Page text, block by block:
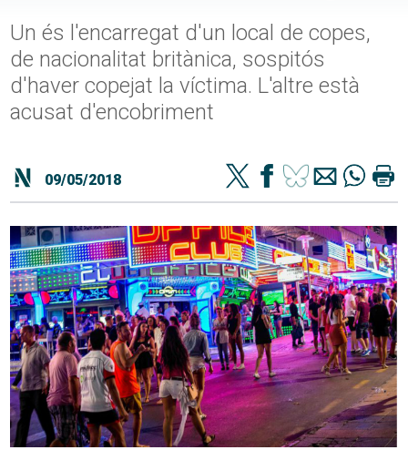
Un és l'encarregat d'un local de copes,
de nacionalitat britànica, sospitós
d'haver copejat la víctima. L'altre està
acusat d'encobriment
09/05/2018